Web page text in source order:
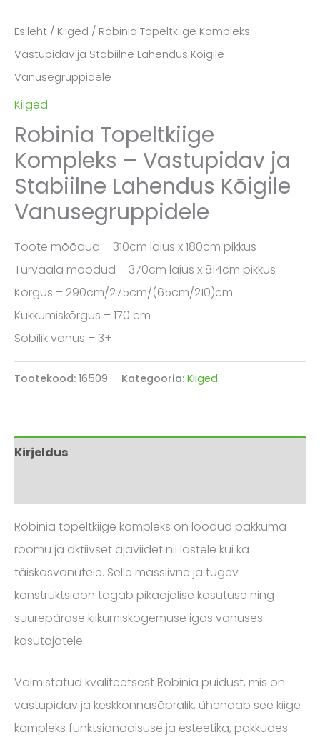
Esileht / Kiiged / Robinia Topeltkiige Kompleks –
Vastupidav ja Stabiilne Lahendus Kõigile
Vanusegruppidele
Kiiged
Robinia Topeltkiige
Kompleks – Vastupidav ja
Stabiilne Lahendus Kõigile
Vanusegruppidele
Toote mõõdud – 310cm laius x 180cm pikkus
Turvaala mõõdud – 370cm laius x 814cm pikkus
Kõrgus – 290cm/275cm/(65cm/210)cm
Kukkumiskõrgus – 170 cm
Sobilik vanus – 3+
Tootekood: 16509 Kategooria: Kiiged
Kirjeldus
Robinia topeltkiige kompleks on loodud pakkuma
rõõmu ja aktiivset ajaviidet nii lastele kui ka
täiskasvanutele. Selle massiivne ja tugev
konstruktsioon tagab pikaajalise kasutuse ning
suurepärase kiikumiskogemuse igas vanuses
kasutajatele.
Valmistatud kvaliteetsest Robinia puidust, mis on
vastupidav ja keskkonnasõbralik, ühendab see kiige
kompleks funktsionaalsuse ja esteetika, pakkudes